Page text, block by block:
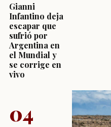
Gianni
Infantino deja
escapar que
sufrió por
Argentina en
el Mundial y
se corrige en
vivo
04